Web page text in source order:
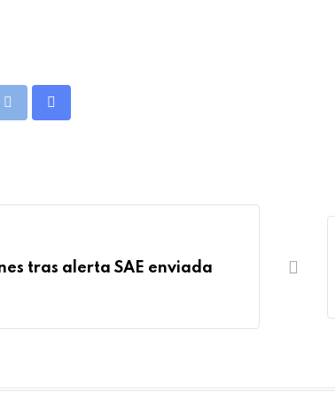
tras alerta SAE enviada